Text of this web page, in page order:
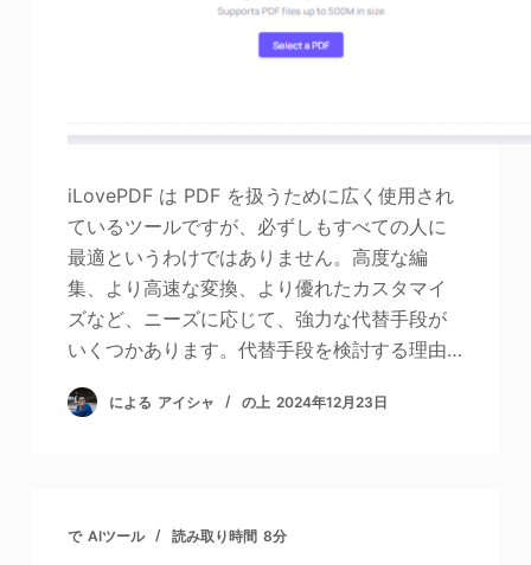
iLovePDF は PDF を扱うために広く使用され
ているツールですが、必ずしもすべての人に
最適というわけではありません。高度な編
集、より高速な変換、より優れたカスタマイ
ズなど、ニーズに応じて、強力な代替手段が
いくつかあります。代替手段を検討する理由…
による アイシャ の上 2024年12月23日
で AIツール 読み取り時間 8分